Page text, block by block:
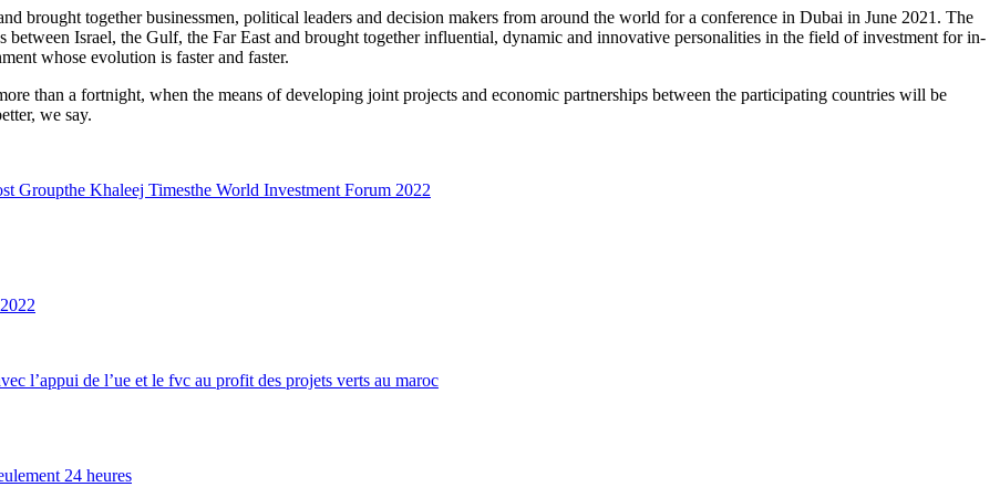
brought together businessmen, political leaders and decision makers from around the world for a conference in Dubai in June 2021. The
between Israel, the Gulf, the Far East and brought together influential, dynamic and innovative personalities in the field of investment for in-
whose evolution is faster and faster.
than a fortnight, when the means of developing joint projects and economic partnerships between the participating countries will be
we say.
Groupthe Khaleej Timesthe World Investment Forum 2022
l’appui de l’ue et le fvc au profit des projets verts au maroc
24 heures